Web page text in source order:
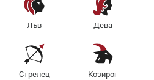
Лъв Дева
Стрелец Козирог